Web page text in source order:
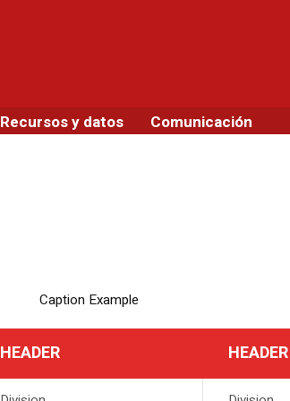
Recursos y datos Comunicación
Caption Example
HEADER HEADER